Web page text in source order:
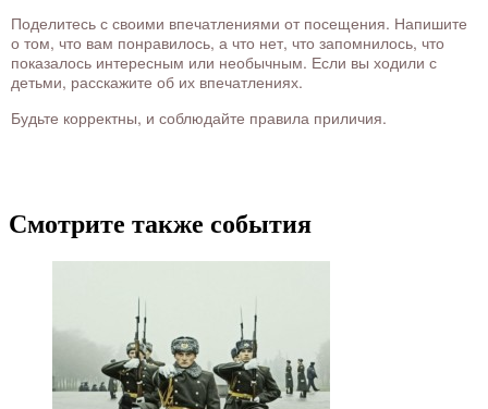
Поделитесь с своими впечатлениями от посещения. Напишите
о том, что вам понравилось, а что нет, что запомнилось, что
показалось интересным или необычным. Если вы ходили с
детьми, расскажите об их впечатлениях.
Будьте корректны, и соблюдайте правила приличия.
Смотрите также события